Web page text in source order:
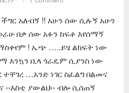
አለብኝ !! አሁን ሰው ሲሉኝ አሁን
በቃ ሰው አፉን ከፍቶ እየሰማኝ
! ኤጭ …..ይሄ ልክፍት ነው
እንኳን ቢላ ጎራዴም ሲያንስ ነው
ተቸገረ …አንድ ነገር ስፈልግ በልመና
ያውልህ›› ብሎ ሲሰጠኝ